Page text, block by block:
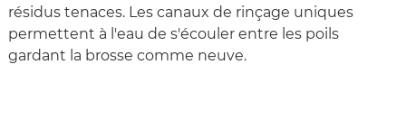
résidus tenaces. Les canaux de rinçage uniques
permettent à l'eau de s'écouler entre les poils
gardant la brosse comme neuve.